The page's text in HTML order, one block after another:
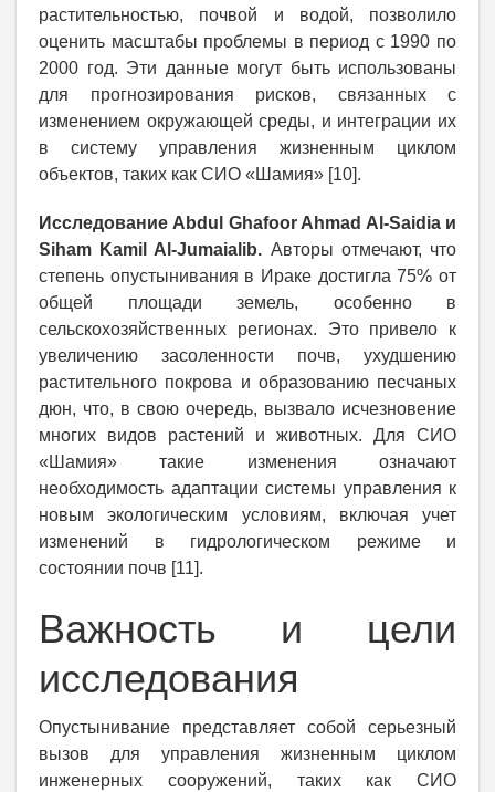
растительностью, почвой и водой, позволило
оценить масштабы проблемы в период с 1990 по
2000 год. Эти данные могут быть использованы
для прогнозирования рисков, связанных с
изменением окружающей среды, и интеграции их
в систему управления жизненным циклом
объектов, таких как СИО «Шамия» [10].
Исследование Abdul Ghafoor Ahmad Al-Saidia и
Siham Kamil Al-Jumaialib. Авторы отмечают, что
степень опустынивания в Ираке достигла 75% от
общей площади земель, особенно в
сельскохозяйственных регионах. Это привело к
увеличению засоленности почв, ухудшению
растительного покрова и образованию песчаных
дюн, что, в свою очередь, вызвало исчезновение
многих видов растений и животных. Для СИО
«Шамия» такие изменения означают
необходимость адаптации системы управления к
новым экологическим условиям, включая учет
изменений в гидрологическом режиме и
состоянии почв [11].
Важность и цели
исследования
Опустынивание представляет собой серьезный
вызов для управления жизненным циклом
инженерных сооружений, таких как СИО